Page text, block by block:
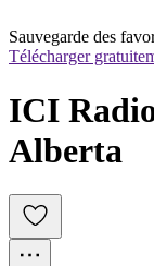
Sauvegarde des
Télécharger
ICI
Alberta